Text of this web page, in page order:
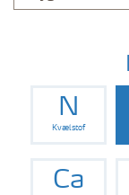
N
Kvælstof
Ca